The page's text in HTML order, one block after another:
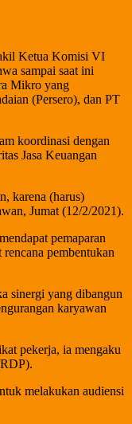
Ketua Komisi VI
sampai saat ini
Mikro yang
(Persero), dan PT
koordinasi dengan
Jasa Keuangan
karena (harus)
Jumat (12/2/2021).
pemaparan
pembentukan
sinergi yang dibangun
karyawan
pekerja, ia mengaku
melakukan audiensi